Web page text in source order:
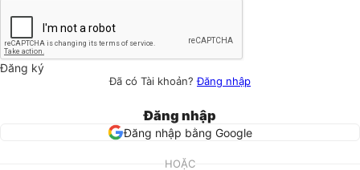
Đăng ký
Đã có Tài khoản?Đăng nhập
Đăng nhập
Đăng nhập bằng Google
HOẶC